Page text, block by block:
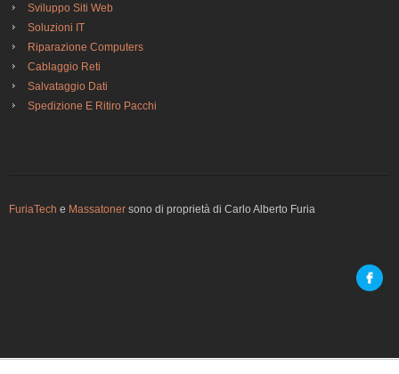
Sviluppo Siti Web
Soluzioni IT
Riparazione Computers
Cablaggio Reti
Salvataggio Dati
Spedizione E Ritiro Pacchi
FuriaTech e Massatoner sono di proprietà di Carlo Alberto Furia